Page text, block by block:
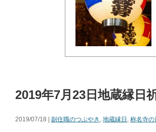
2019年7月23日地蔵縁日
2019/07/18 | 副住職のつぶやき , 地蔵縁日 , 称名寺の